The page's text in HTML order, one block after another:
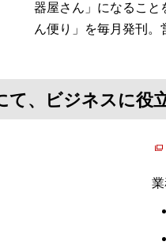
器屋さん」になること
ん便り」を毎月発刊。
て、ビジネスに役